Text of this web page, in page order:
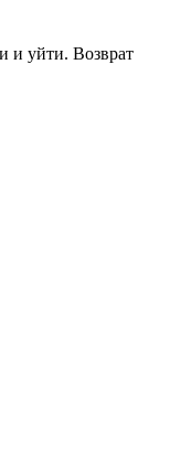
и уйти. Возврат